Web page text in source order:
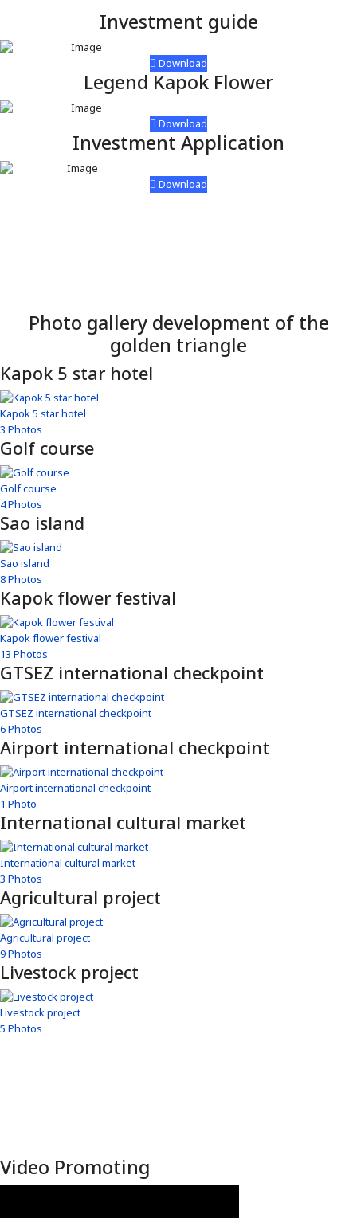
Investment guide
Download
Legend Kapok Flower
Download
Investment Application
Download
Photo gallery development of the
golden triangle
Kapok 5 star hotel
Kapok 5 star hotel
3 Photos
Golf course
Golf course
4 Photos
Sao island
Sao island
8 Photos
Kapok flower festival
Kapok flower festival
13 Photos
GTSEZ international checkpoint
GTSEZ international checkpoint
6 Photos
Airport international checkpoint
Airport international checkpoint
1 Photo
International cultural market
International cultural market
3 Photos
Agricultural project
Agricultural project
9 Photos
Livestock project
Livestock project
5 Photos
Video Promoting